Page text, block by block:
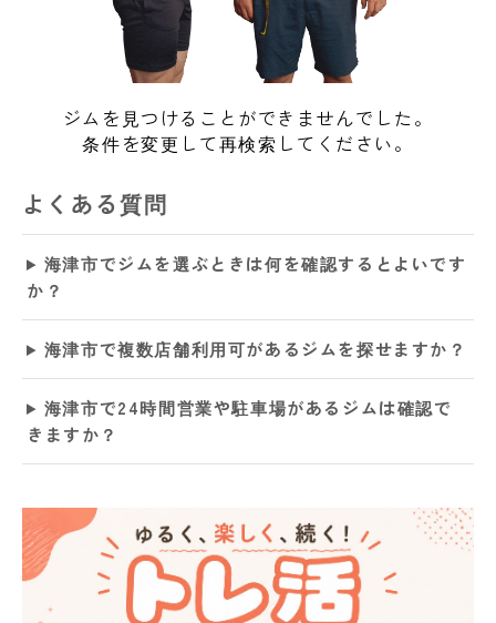
ジムを見つけることができませんでした。
条件を変更して再検索してください。
よくある質問
海津市でジムを選ぶときは何を確認するとよいです
か？
海津市で複数店舗利用可があるジムを探せますか？
海津市で24時間営業や駐車場があるジムは確認で
きますか？